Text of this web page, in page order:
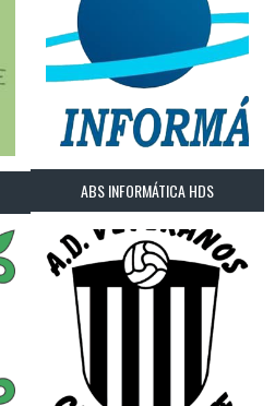
ABS INFORMÁTICA HDS